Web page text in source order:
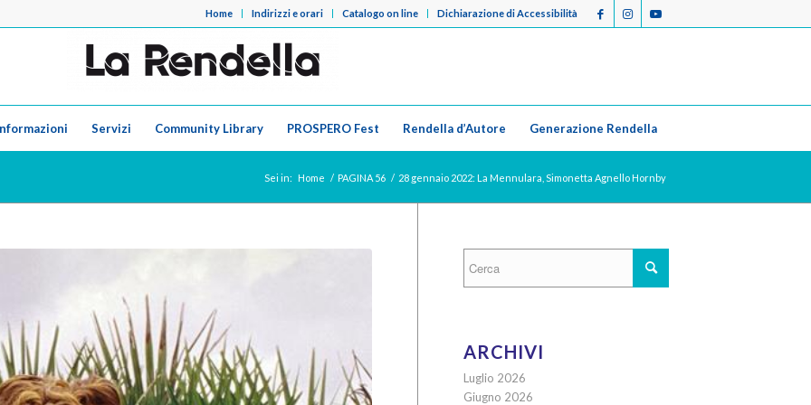
Home Indirizzi e orari Catalogo on line Dichiarazione di Accessibilità
Servizi Community Library PROSPERO Fest Rendella d’Autore Generazione Rendella
Sei in: Home / PAGINA 56 / 28 gennaio 2022: La Mennulara, Simonetta Agnello Hornby
ARCHIVI
Luglio 2026
Giugno 2026